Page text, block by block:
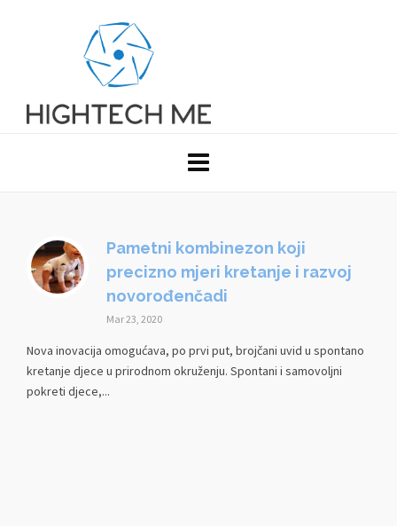
Pametni kombinezon koji
precizno mjeri kretanje i razvoj
novorođenčadi
Mar 23, 2020
Nova inovacija omogućava, po prvi put, brojčani uvid u spontano
kretanje djece u prirodnom okruženju. Spontani i samovoljni
pokreti djece,...